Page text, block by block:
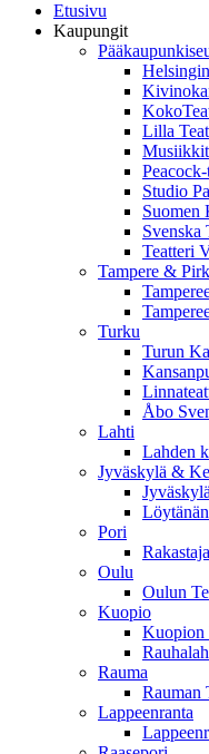
Etusivu
Kaupungit
Lilla
Studio
Suomen
Svenska
Teatteri
Tampere &
Turku
Turun
Åbo
Lahti
Lahden
Jyväskylä &
Pori
Oulu
Oulun
Kuopio
Kuopion
Rauma
Rauman
Lappeenranta